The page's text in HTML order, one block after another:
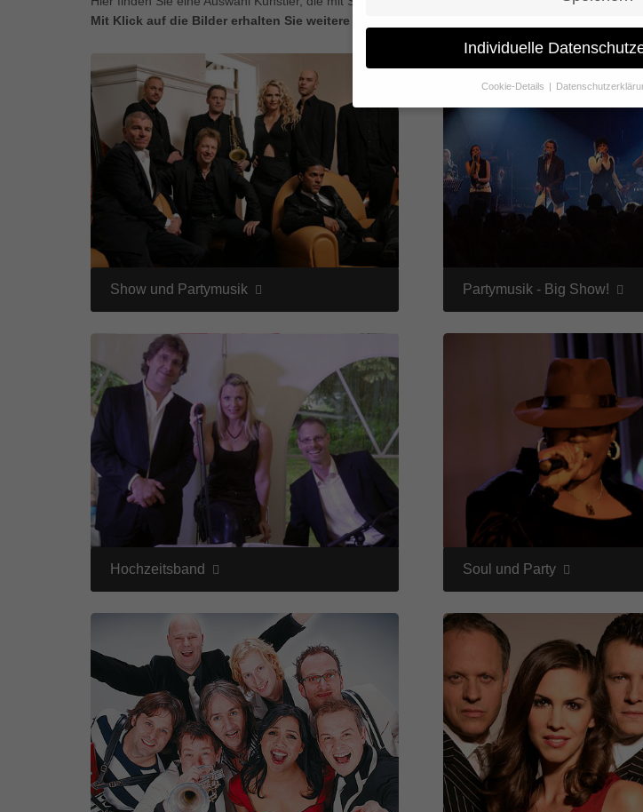
Mit Klick auf die Bilder erhalten Sie weitere Informationen zu den Partybands.
Show und Partymusik Partymusik - Big Show!
Hochzeitsband Soul und Party
Individuelle
Cookie-Details
Wenn Sie unter 16 Jahre alt sind und Ihre
geben möchten, müssen Sie Ihre
Wir verwenden Cookies und andere
von ihnen sind essenziell, während andere uns
Erfahrung zu verbessern. Personenbezogene
(z. B. IP-Adressen), z. B. für personalisierte
und Inhaltsmessung.
Einwilligung zu ganzen Kategorien geben oder
anzeigen lassen und so nur bestimmte Cookies
Essenziell (1)
Essenzielle Cookies ermöglichen grundlegende
Funktion der Website erforderlich.
Cookie-Informationen
Marketing (1)
Marketing-Cookies werden von Drittanbietern oder
Werbung anzuzeigen. Sie tun dies, indem sie
Cookie-Informationen
Externe Medien (5)
Inhalte von Videoplattformen und Social-Media-
Wenn Cookies von externen Medien akzeptiert werden,
keiner manuellen Einwilligung mehr.
Cookie-Informationen
powered by Borlabs Cookie